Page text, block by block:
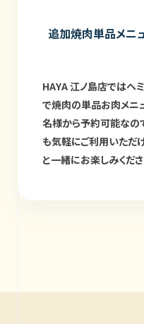
追加焼肉単品メニ
HAYA 江ノ島店ではヘ
で焼肉の単品お肉メニ
名様から予約可能なの
も気軽にご利用いただ
と一緒にお楽しみくださ